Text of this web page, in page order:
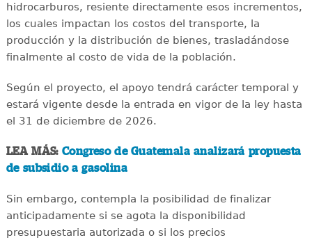
hidrocarburos, resiente directamente esos incrementos,
los cuales impactan los costos del transporte, la
producción y la distribución de bienes, trasladándose
finalmente al costo de vida de la población.
Según el proyecto, el apoyo tendrá carácter temporal y
estará vigente desde la entrada en vigor de la ley hasta
el 31 de diciembre de 2026.
LEA MÁS: Congreso de Guatemala analizará propuesta
de subsidio a gasolina
Sin embargo, contempla la posibilidad de finalizar
anticipadamente si se agota la disponibilidad
presupuestaria autorizada o si los precios